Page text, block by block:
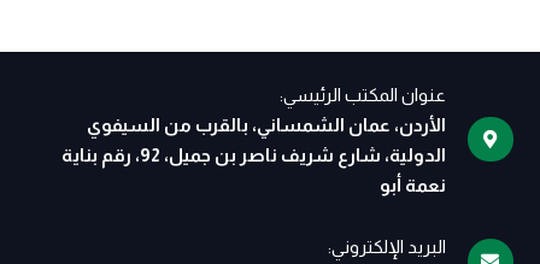
عنوان المكتب الرئيسي:
الأردن، عمان الشمساني، بالقرب من السيفوي
الدولية، شارع شريف ناصر بن جميل، 92، رقم بناية
نعمة أبو
البريد الإلكتروني: